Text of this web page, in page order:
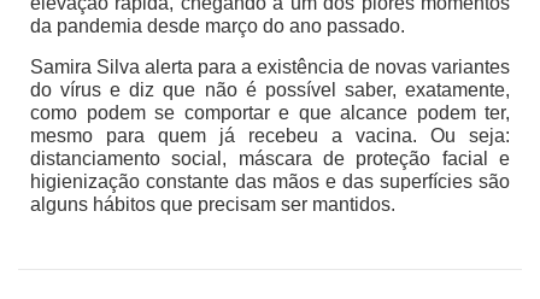
da pandemia desde março do ano passado.
Samira Silva alerta para a existência de novas variantes
do vírus e diz que não é possível saber, exatamente,
como podem se comportar e que alcance podem ter,
mesmo para quem já recebeu a vacina. Ou seja:
distanciamento social, máscara de proteção facial e
higienização constante das mãos e das superfícies são
alguns hábitos que precisam ser mantidos.